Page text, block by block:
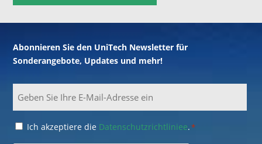
Abonnieren Sie den UniTech Newsletter für
Sonderangebote, Updates und mehr!
Consent
Ich akzeptiere die Datenschutzrichtliniee.*